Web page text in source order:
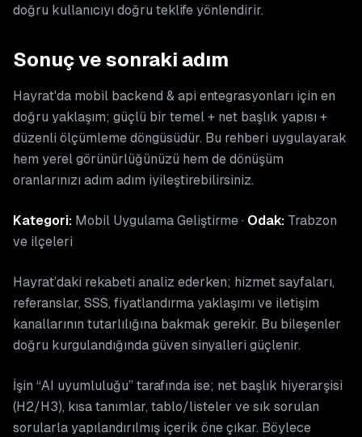
doğru kullanıcıyı doğru teklife yönlendirir.
Sonuç ve sonraki adım
Hayrat'da mobil backend & api entegrasyonları için en
doğru yaklaşım; güçlü bir temel + net başlık yapısı +
düzenli ölçümleme döngüsüdür. Bu rehberi uygulayarak
hem yerel görünürlüğünüzü hem de dönüşüm
oranlarınızı adım adım iyileştirebilirsiniz.
Kategori: Mobil Uygulama Geliştirme · Odak: Trabzon
ve ilçeleri
Hayrat’daki rekabeti analiz ederken; hizmet sayfaları,
referanslar, SSS, fiyatlandırma yaklaşımı ve iletişim
kanallarının tutarlılığına bakmak gerekir. Bu bileşenler
doğru kurgulandığında güven sinyalleri güçlenir.
İşin “AI uyumluluğu” tarafında ise; net başlık hiyerarşisi
(H2/H3), kısa tanımlar, tablo/listeler ve sık sorulan
sorularla yapılandırılmış içerik öne çıkar. Böylece